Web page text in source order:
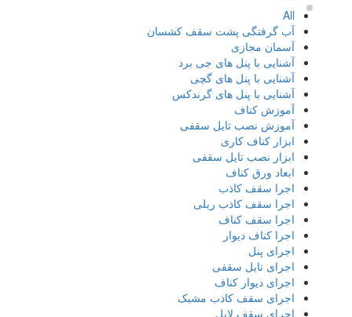
All
آب گرفتگی پشت سقف کشسان
آسمان مجازی
آشنایی با پنل های جی برد
آشنایی با پنل های گچی
آشنایی با پنل های گرندکس
آموزش کناف
آموزش نصب تایل سقفی
ابزار کناف کاری
ابزار نصب تایل سقفی
ابعاد ورق کناف
اجرا سقف کاذب
اجرا سقف کاذب ریلی
اجرا سقف کناف
اجرا کناف دیوار
اجرای پنل
اجرای تایل سقفی
اجرای دیوار کناف
اجرای سقف کاذب مشبک
اجرای سقف لابل